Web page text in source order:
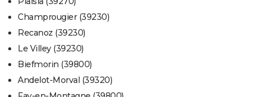
Champrougier (39230)
Recanoz (39230)
Le Villey (39230)
Biefmorin (39800)
Andelot-Morval (39320)